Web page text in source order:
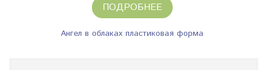
ПОДРОБНЕЕ
Ангел в облаках пластиковая форма